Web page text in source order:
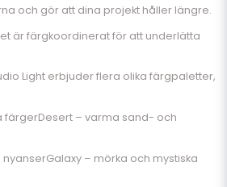
och gör att dina projekt håller längre.
är färgkoordinerat för att underlätta
Light erbjuder flera olika färgpaletter,
färgerDesert – varma sand- och
– mörka och mystiska